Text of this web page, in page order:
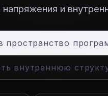
напряжения и
пространство
внутреннюю